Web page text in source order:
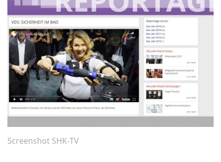
Screenshot SHK-TV